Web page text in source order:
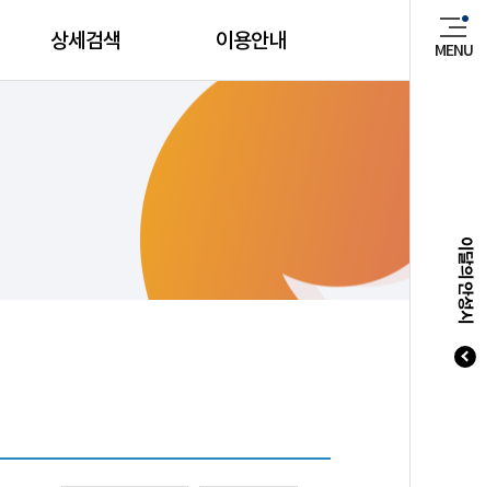
MENU
상세검색 이용안내
이달의 안성시